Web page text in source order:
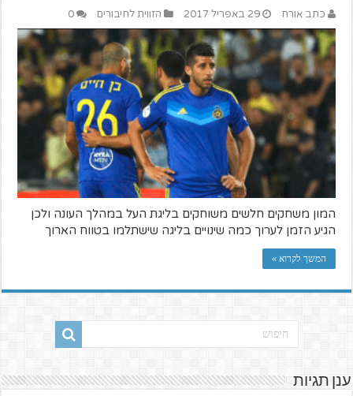
כתב אורח 29 באפריל 2017 הזווית לחיבורים 0
המון משחקים חלשים משוחקים בליגת העל במהלך העונה ולכן
הגיע הזמן לערוך כמה שינויים בליגה שישתלמו בטווח הארוך
המשך לקרוא »
ענן תגיות